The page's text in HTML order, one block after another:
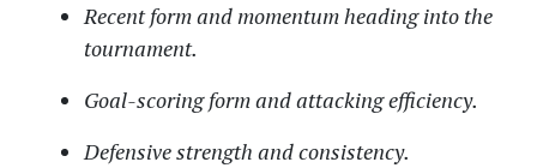
Recent form and momentum heading into the
tournament.
Goal-scoring form and attacking efficiency.
Defensive strength and consistency.